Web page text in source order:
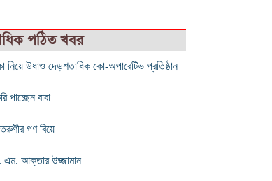
পঠিত খবর
নিয়ে উধাও দেড়শতাধিক কো-অপারেটিভ প্রতিষ্ঠান
পাচ্ছেন বাবা
গণ বিয়ে
এম. আক্তার উজ্জামান